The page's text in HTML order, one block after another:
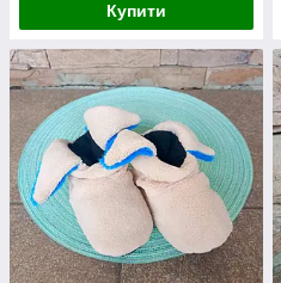
Купити